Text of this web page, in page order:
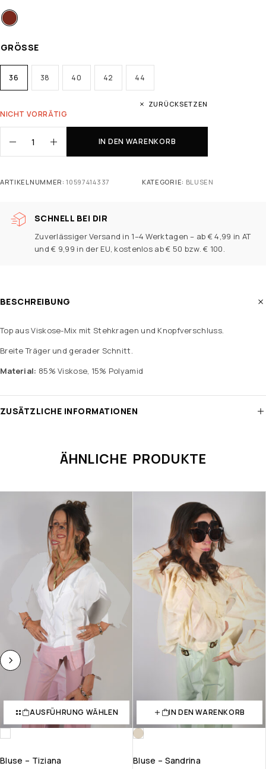
GRÖSSE
36 38 40 42 44
ZURÜCKSETZEN
NICHT VORRÄTIG
IN DEN WARENKORB
ARTIKELNUMMER:10597414337 KATEGORIE: BLUSEN
SCHNELL BEI DIR
Zuverlässiger Versand in 1–4 Werktagen – ab € 4,99 in AT
und € 9,99 in der EU, kostenlos ab € 50 bzw. € 100.
BESCHREIBUNG
Top aus Viskose-Mix mit Stehkragen und Knopfverschluss.
Breite Träger und gerader Schnitt.
Material: 85% Viskose, 15% Polyamid
ZUSÄTZLICHE INFORMATIONEN
ÄHNLICHE PRODUKTE
AUSFÜHRUNG WÄHLEN
Bluse – Tiziana
IN DEN WARENKORB
Bluse – Sandrina